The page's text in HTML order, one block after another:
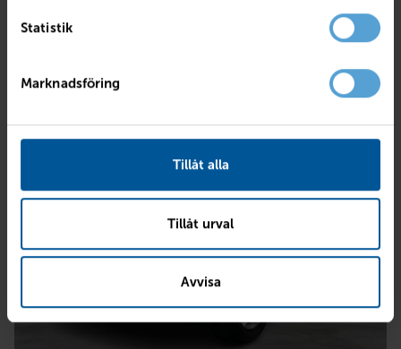
Statistik
Marknadsföring
Tillåt alla
Tillåt urval
Avvisa
Linköping
249 800kr